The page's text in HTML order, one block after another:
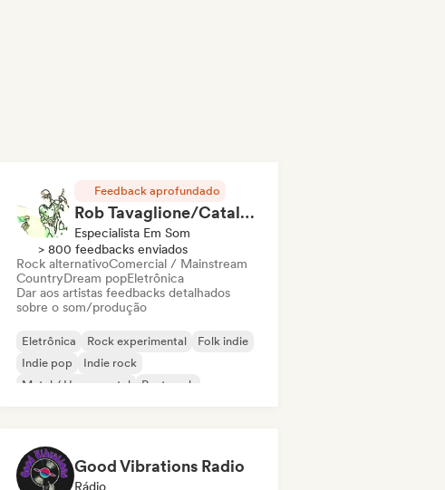
Feedback aprofundado
Rob Tavaglione/Catalyst Recording
Especialista Em Som
> 800 feedbacks enviados
Rock alternativoComercial / Mainstream
CountryDream popEletrônica
Dar aos artistas feedbacks detalhados
sobre o som/produção
Eletrônica Rock experimental
Folk indie
Indie pop
Indie rock
Metal / Heavy metal
Post punk
Good Vibrations Radio
Rádio